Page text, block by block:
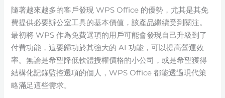
隨著越來越多的客戶發現 WPS Office 的優勢，尤其是其免
費提供必要辦公室工具的基本價值，該產品繼續受到關注。
最初將 WPS 作為免費選項的用戶可能會發現自己升級到了
付費功能，這要歸功於其強大的 AI 功能，可以提高營運效
率。無論是希望降低軟體授權價格的小公司，或是希望獲得
結構化記錄監控選項的個人，WPS Office 都能透過現代策
略滿足這些需求。